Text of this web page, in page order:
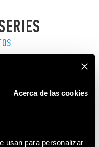
Acerca de las cookies
usan para personalizar